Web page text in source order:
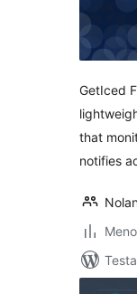
GetIced
that
notifies